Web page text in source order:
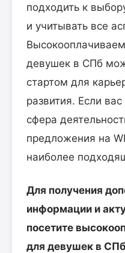
подходить к
и учитывать все
девушек в СПб
стартом для
развития. Если
сфера
предложения на
наиболее
Для получения
информации и
посетите
для девушек в